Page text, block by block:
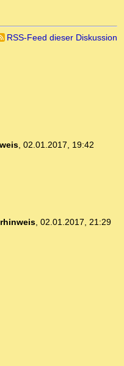
RSS-Feed dieser Diskussion
, 02.01.2017, 19:42
, 02.01.2017, 21:29